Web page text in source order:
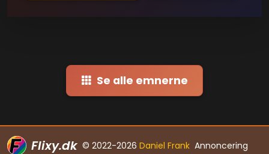
Se alle emnerne
Flixy.dk © 2022-2026 Daniel Frank Annoncering